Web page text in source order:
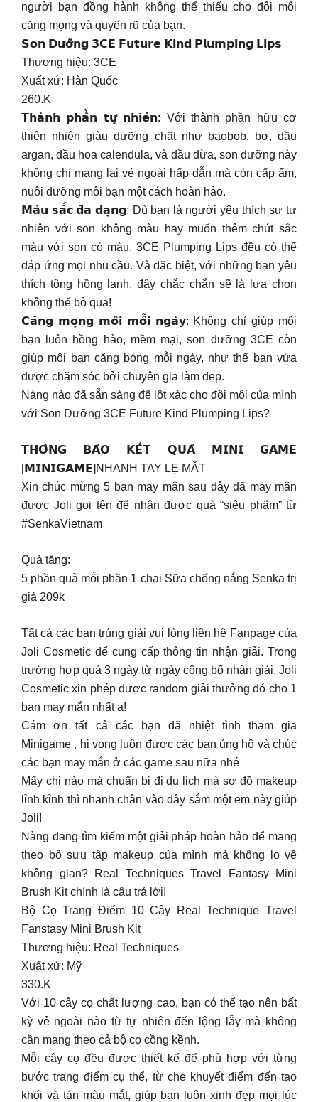
người bạn đồng hành không thể thiếu cho đôi môi
căng mọng và quyến rũ của bạn.
𝗦𝗼𝗻 𝗗𝘂̛𝗼̛̃𝗻𝗴 𝟯𝗖𝗘 𝗙𝘂𝘁𝘂𝗿𝗲 𝗞𝗶𝗻𝗱 𝗣𝗹𝘂𝗺𝗽𝗶𝗻𝗴 𝗟𝗶𝗽𝘀
Thương hiệu: 3CE
Xuất xứ: Hàn Quốc
260.K
𝗧𝗵𝗮̀𝗻𝗵 𝗽𝗵𝗮̂̀𝗻 𝘁𝘂̛̣ 𝗻𝗵𝗶𝗲̂𝗻: Với thành phần hữu cơ
thiên nhiên giàu dưỡng chất như baobob, bơ, dầu
argan, dầu hoa calendula, và dầu dừa, son dưỡng này
không chỉ mang lại vẻ ngoài hấp dẫn mà còn cấp ẩm,
nuôi dưỡng môi bạn một cách hoàn hảo.
𝗠𝗮̀𝘂 𝘀𝗮̆́𝗰 𝗱̄𝗮 𝗱𝗮̣𝗻𝗴: Dù bạn là người yêu thích sự tự
nhiên với son không màu hay muốn thêm chút sắc
màu với son có màu, 3CE Plumping Lips đều có thể
đáp ứng mọi nhu cầu. Và đặc biệt, với những bạn yêu
thích tông hồng lạnh, đây chắc chắn sẽ là lựa chọn
không thể bỏ qua!
𝗖𝗮̆𝗻𝗴 𝗺𝗼̣𝗻𝗴 𝗺𝗼̂𝗶 𝗺𝗼̂̃𝗶 𝗻𝗴𝗮̀𝘆: Không chỉ giúp môi
bạn luôn hồng hào, mềm mại, son dưỡng 3CE còn
giúp môi bạn căng bóng mỗi ngày, như thể bạn vừa
được chăm sóc bởi chuyên gia làm đẹp.
Nàng nào đã sẵn sàng để lột xác cho đôi môi của mình
với Son Dưỡng 3CE Future Kind Plumping Lips?
𝗧𝗛𝗢̂𝗡𝗚 𝗕𝗔́𝗢 𝗞𝗘̂́𝗧 𝗤𝗨𝗔̉ 𝗠𝗜𝗡𝗜 𝗚𝗔𝗠𝗘
[𝗠𝗜𝗡𝗜𝗚𝗔𝗠𝗘]NHANH TAY LẸ MẮT
Xin chúc mừng 5 bạn may mắn sau đây đã may mắn
được Joli gọi tên để nhận được quà “siêu phẩm” từ
#SenkaVietnam
Quà tặng:
5 phần quà mỗi phần 1 chai Sữa chống nắng Senka trị
giá 209k
Tất cả các bạn trúng giải vui lòng liên hệ Fanpage của
Joli Cosmetic để cung cấp thông tin nhận giải. Trong
trường hợp quá 3 ngày từ ngày công bố nhận giải, Joli
Cosmetic xin phép được random giải thưởng đó cho 1
bạn may mắn nhất ạ!
Cám ơn tất cả các bạn đã nhiệt tình tham gia
Minigame , hi vọng luôn được các bạn ủng hộ và chúc
các bạn may mắn ở các game sau nữa nhé
Mấy chị nào mà chuẩn bị đi du lịch mà sợ đồ makeup
lỉnh kỉnh thì nhanh chân vào đây sắm một em này giúp
Joli!
Nàng đang tìm kiếm một giải pháp hoàn hảo để mang
theo bộ sưu tập makeup của mình mà không lo về
không gian? Real Techniques Travel Fantasy Mini
Brush Kit chính là câu trả lời!
Bộ Cọ Trang Điểm 10 Cây Real Technique Travel
Fanstasy Mini Brush Kit
Thương hiệu: Real Techniques
Xuất xứ: Mỹ
330.K
Với 10 cây cọ chất lượng cao, bạn có thể tạo nên bất
kỳ vẻ ngoài nào từ tự nhiên đến lộng lẫy mà không
cần mang theo cả bộ cọ cồng kềnh.
Mỗi cây cọ đều được thiết kế để phù hợp với từng
bước trang điểm cụ thể, từ che khuyết điểm đến tạo
khối và tán màu mắt, giúp bạn luôn xinh đẹp mọi lúc